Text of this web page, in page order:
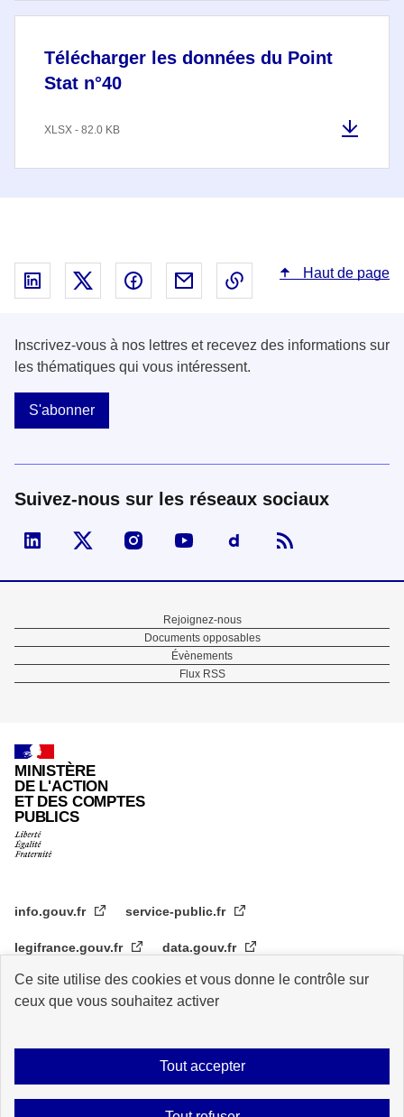
Ce site utilise des cookies et vous donne le contrôle sur
ceux que vous souhaitez activer
Tout accepter
Télécharger les données du Point
Stat n°40
XLSX - 82.0 KB
Partager sur Linked In - nouvelle fenêtre
Partager sur X - nouvelle fenêtre
Partager sur Facebook - nouvelle
Partager par email - nouvelle
Copier le lien dans le
Haut de page
Inscrivez-vous à nos lettres et recevez des informations sur
les thématiques qui vous intéressent.
S'abonner
Suivez-nous sur les réseaux sociaux
Visiter la page Linked In de fonction publique
Visiter la page X de fonction publique
Visiter la page Instagram de fonction
Visiter la page You Tube de
Visiter la page
Pied
de
Rejoignez-nous
Documents opposables
Évènements
Flux RSS
MINISTÈRE
DE L'ACTION
ET DES COMPTES
PUBLICS
info.gouv.fr service-public.fr
legifrance.gouv.fr data.gouv.fr
transformation.gouv.fr
Archive Statistiques de consultation Logos Données personnelles